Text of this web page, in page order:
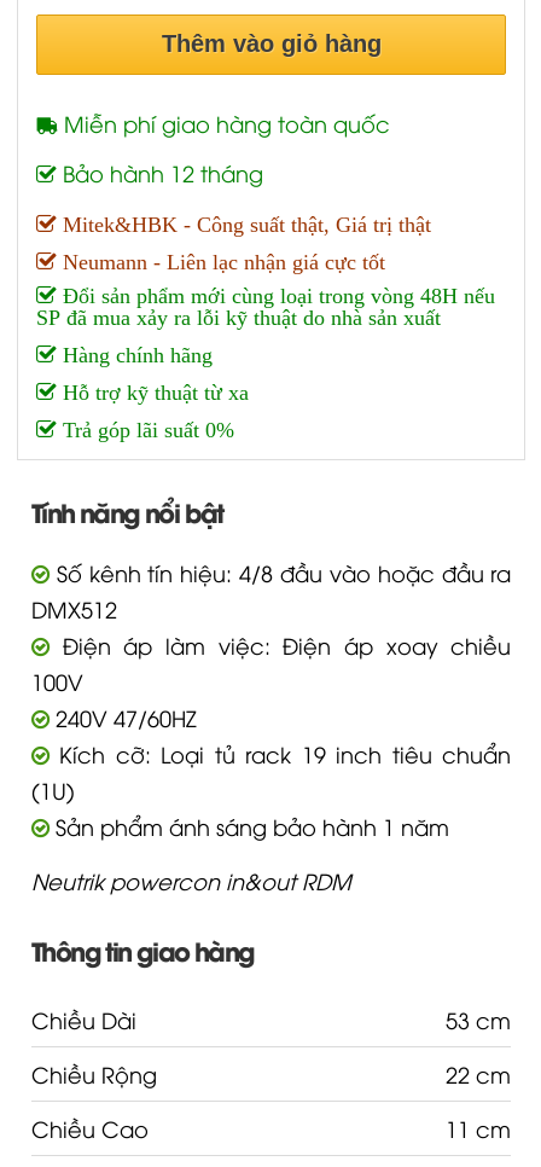
Thêm vào giỏ hàng
Miễn phí giao hàng toàn quốc
Bảo hành 12 tháng
Mitek&HBK - Công suất thật, Giá trị thật
Neumann - Liên lạc nhận giá cực tốt
Đổi sản phẩm mới cùng loại trong vòng 48H nếu
SP đã mua xảy ra lỗi kỹ thuật do nhà sản xuất
Hàng chính hãng
Hỗ trợ kỹ thuật từ xa
Trả góp lãi suất 0%
Tính năng nổi bật
Số kênh tín hiệu: 4/8 đầu vào hoặc đầu ra
DMX512
Điện áp làm việc: Điện áp xoay chiều
100V
240V 47/60HZ
Kích cỡ: Loại tủ rack 19 inch tiêu chuẩn
(1U)
Sản phẩm ánh sáng bảo hành 1 năm
Neutrik powercon in&out RDM
Thông tin giao hàng
Chiều Dài
53 cm
Chiều Rộng
22 cm
Chiều Cao
11 cm